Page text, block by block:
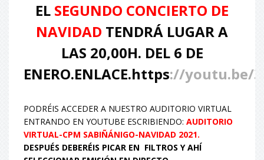
EL SEGUNDO CONCIERTO DE
NAVIDAD TENDRÁ LUGAR A
LAS 20,00H. DEL 6 DE
ENERO.ENLACE.https://youtu.be/
PODRÉIS ACCEDER A NUESTRO AUDITORIO VIRTUAL
ENTRANDO EN YOUTUBE ESCRIBIENDO: AUDITORIO
VIRTUAL-CPM SABIÑÁNIGO-NAVIDAD 2021.
DESPUÉS DEBERÉIS PICAR EN FILTROS Y AHÍ